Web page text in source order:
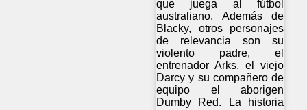
que juega al fútbol
australiano. Además de
Blacky, otros personajes
de relevancia son su
violento padre, el
entrenador Arks, el viejo
Darcy y su compañero de
equipo el aborigen
Dumby Red. La historia